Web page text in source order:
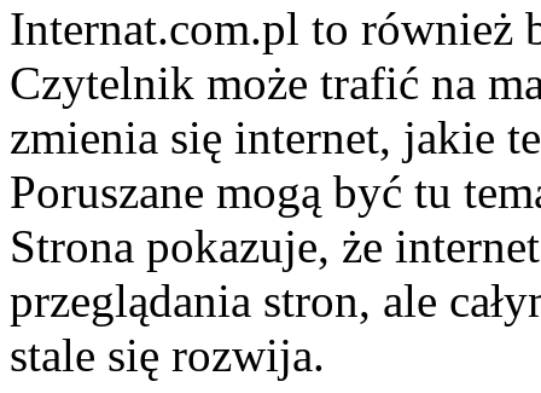
Internat.com.pl to również
Czytelnik może trafić na
zmienia się internet, jakie
Poruszane mogą być tu
Strona pokazuje, że
przeglądania stron, ale
stale się rozwija.